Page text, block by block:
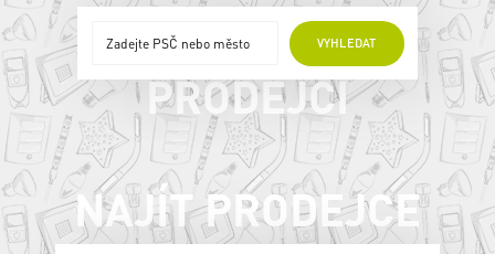
VYHLEDAT
ONLINE
PRODEJCI
NAJÍT PRODEJCE